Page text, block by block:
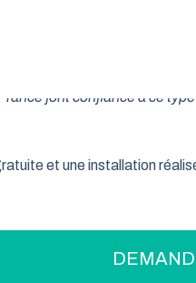
font confiance à ce
et une installation